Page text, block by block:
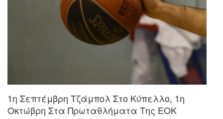
1η Σεπτέμβρη Τζάμπολ Στο Κύπελλο, 1η
Οκτώβρη Στα Πρωταθλήματα Της ΕΟΚ